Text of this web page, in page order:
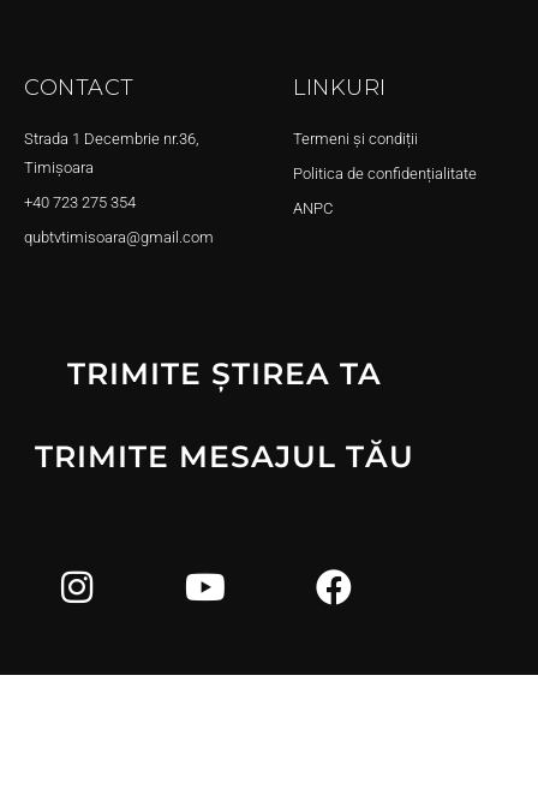
CONTACT
Strada 1 Decembrie nr.36,
Timișoara
+40 723 275 354
qubtvtimisoara@gmail.com
LINKURI
Termeni și condiții
Politica de confidențialitate
ANPC
TRIMITE ȘTIREA TA
TRIMITE MESAJUL TĂU